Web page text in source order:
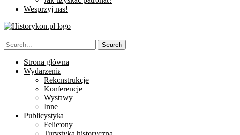
Wesprzyj nas!
Strona główna
Wydarzenia
Rekonstrukcje
Konferencje
Wystawy
Inne
Publicystyka
Felietony